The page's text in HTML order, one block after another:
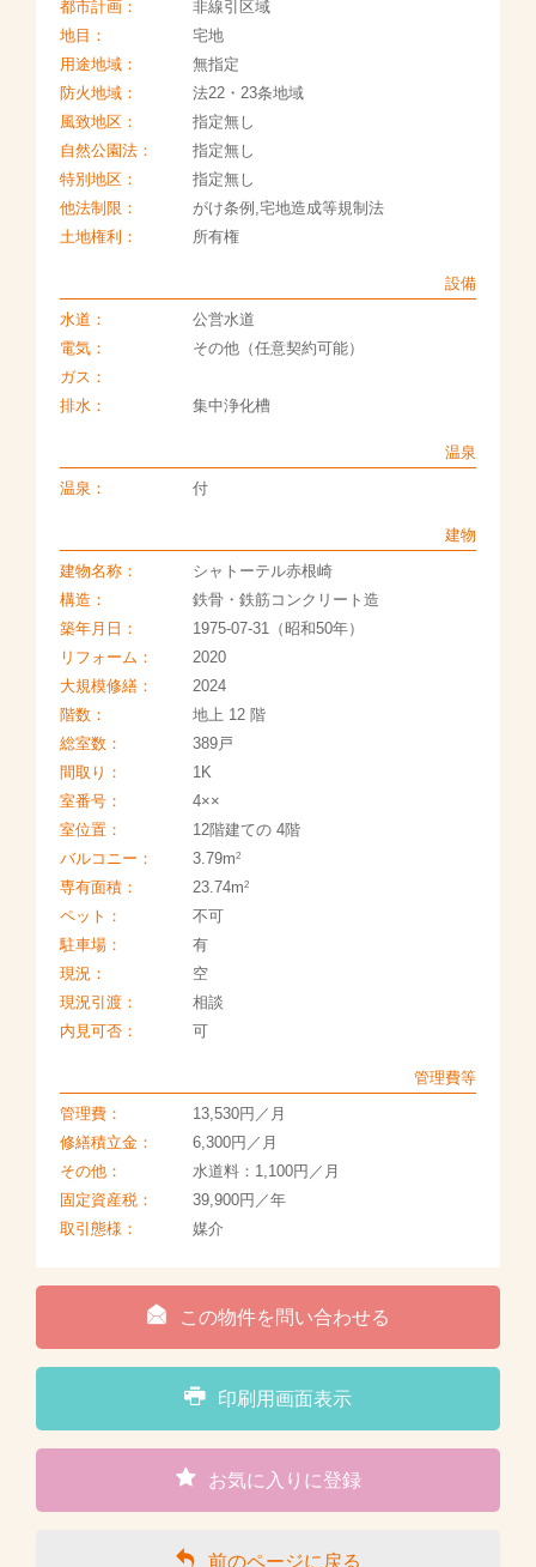
都市計画：
非線引区域
地目：
宅地
用途地域：
無指定
防火地域：
法22・23条地域
風致地区：
指定無し
自然公園法：
指定無し
特別地区：
指定無し
他法制限：
がけ条例,宅地造成等規制法
土地権利：
所有権
設備
水道：
公営水道
電気：
その他（任意契約可能）
ガス：
排水：
集中浄化槽
温泉
温泉：
付
建物
建物名称：
シャトーテル赤根崎
構造：
鉄骨・鉄筋コンクリート造
築年月日：
1975-07-31（昭和50年）
リフォーム：
2020
大規模修繕：
2024
階数：
地上 12 階
総室数：
389戸
間取り：
1K
室番号：
4××
室位置：
12階建ての 4階
バルコニー：
3.79m2
専有面積： 23.74m2
ペット：
不可
駐車場：
有
現況：
空
現況引渡：
相談
内見可否：
可
管理費等
管理費：
13,530円／月
修繕積立金：
6,300円／月
その他：
水道料：1,100円／月
固定資産税：
39,900円／年
取引態様：
媒介
この物件を問い合わせる
印刷用画面表示
お気に入りに登録
前のページに戻る